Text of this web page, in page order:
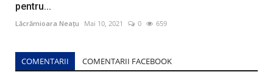
pentru...
Lăcrămioara Neațu Mai 10, 2021 0 659
COMENTARII COMENTARII FACEBOOK